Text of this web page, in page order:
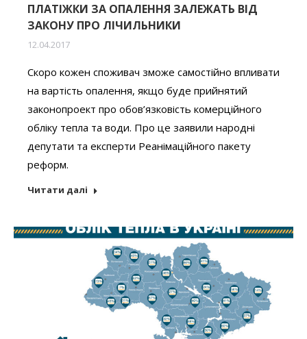
ПЛАТІЖКИ ЗА ОПАЛЕННЯ ЗАЛЕЖАТЬ ВІД
ЗАКОНУ ПРО ЛІЧИЛЬНИКИ
12.04.2017
Скоро кожен споживач зможе самостійно впливати
на вартість опалення, якщо буде прийнятий
законопроект про обов’язковість комерційного
обліку тепла та води. Про це заявили народні
депутати та експерти Реанімаційного пакету
реформ.
Читати далі